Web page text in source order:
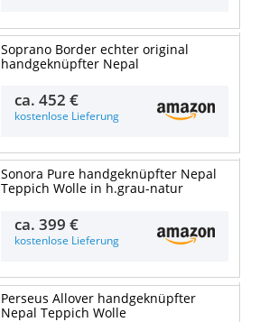
Soprano Border echter original
handgeknüpfter Nepal
ca.452 €
kostenlose Lieferung
Sonora Pure handgeknüpfter Nepal
Teppich Wolle in h.grau-natur
ca.399 €
kostenlose Lieferung
Perseus Allover handgeknüpfter
Nepal Teppich Wolle